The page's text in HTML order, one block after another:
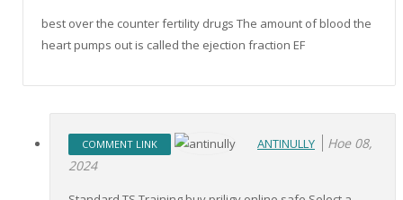
best over the counter fertility drugs The amount of blood the
heart pumps out is called the ejection fraction EF
COMMENT LINK ANTINULLY
Ное 08,
2024